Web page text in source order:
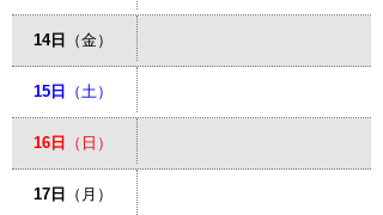
14日 （金）
15日 （土）
16日 （日）
17日 （月）